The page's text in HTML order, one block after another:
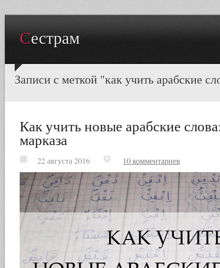
Сестрам
Записи с меткой "как учить арабские
Как учить новые арабские
марказа
22 августа 2016 10 комментариев